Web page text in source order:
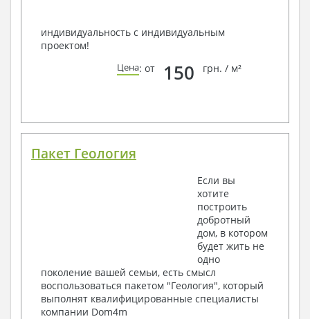
индивидуальность с индивидуальным
проектом!
Цена: от 150 грн. / м²
Пакет Геология
Если вы
хотите
построить
добротный
дом, в котором
будет жить не
одно
поколение вашей семьи, есть смысл
воспользоваться пакетом "Геология", который
выполнят квалифицированные специалисты
компании Dom4m